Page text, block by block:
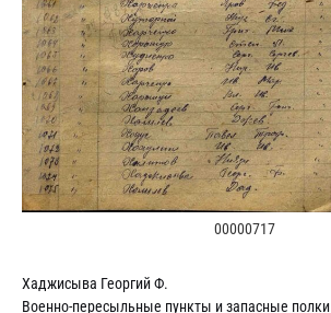
00000717
Хаджисыва Георгий Ф.
Военно-пересыльные пункты и запасные полки